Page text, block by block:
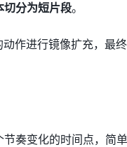
切分为短片段。
作进行镜像扩充，
奏变化的时间点，简